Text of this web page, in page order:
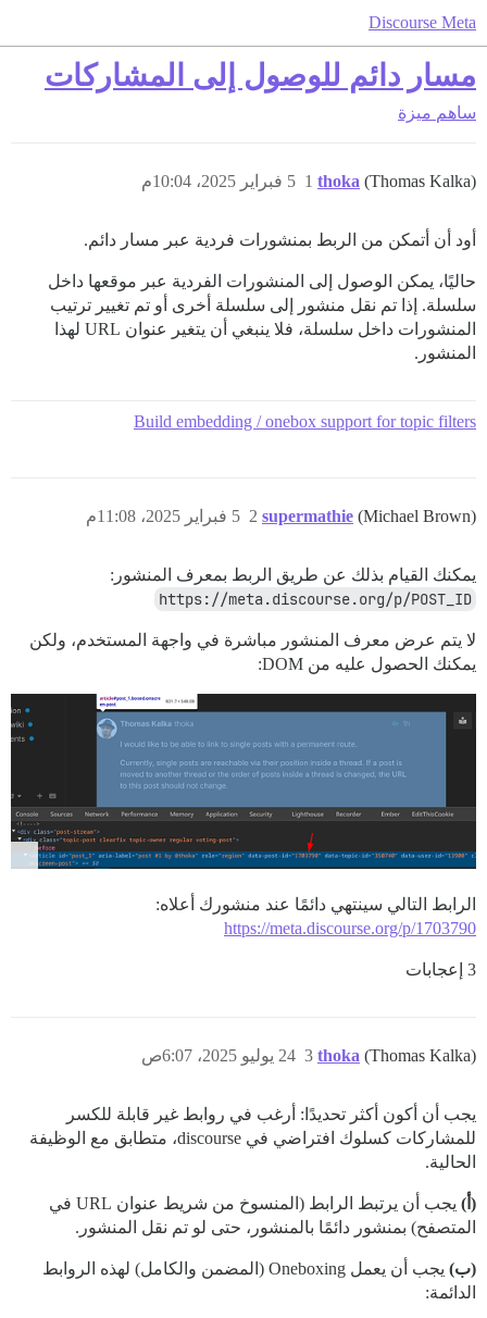
Discourse Meta
مسار دائم للوصول إلى المشاركات
ساهم ميزة
thoka (Thomas Kalka) 5 فبراير 2025، 10:04م 1
أود أن أتمكن من الربط بمنشورات فردية عبر مسار دائم.
حاليًا، يمكن الوصول إلى المنشورات الفردية عبر موقعها داخل
سلسلة. إذا تم نقل منشور إلى سلسلة أخرى أو تم تغيير ترتيب
المنشورات داخل سلسلة، فلا ينبغي أن يتغير عنوان URL لهذا
المنشور.
Build embedding / onebox support for topic filters
supermathie (Michael Brown) 5 فبراير 2025، 11:08م 2
يمكنك القيام بذلك عن طريق الربط بمعرف المنشور:
https://meta.discourse.org/p/POST_ID
لا يتم عرض معرف المنشور مباشرة في واجهة المستخدم، ولكن
يمكنك الحصول عليه من DOM:
الرابط التالي سينتهي دائمًا عند منشورك أعلاه:
https://meta.discourse.org/p/1703790
3 إعجابات
thoka (Thomas Kalka) 24 يوليو 2025، 6:07ص 3
يجب أن أكون أكثر تحديدًا: أرغب في روابط غير قابلة للكسر
للمشاركات كسلوك افتراضي في discourse، متطابق مع الوظيفة
الحالية.
(أ)
يجب أن يرتبط الرابط (المنسوخ من شريط عنوان URL في
المتصفح) بمنشور دائمًا بالمنشور، حتى لو تم نقل المنشور.
(ب)
يجب أن يعمل Oneboxing (المضمن والكامل) لهذه الروابط
الدائمة: